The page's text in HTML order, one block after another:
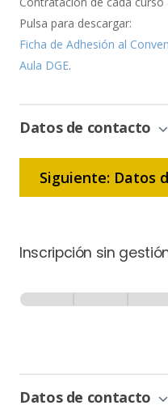
Pulsa para descargar:
Ficha de Adhesión al
Aula DGE.
Datos de contacto
Siguiente: Datos
Inscripción sin
-
Bonificación
Datos de contacto